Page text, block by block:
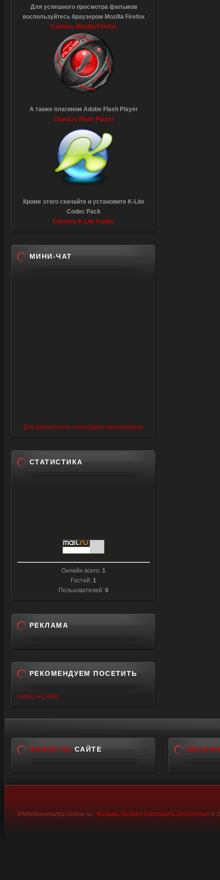
Для успешного просмотра фильмов
воспользуйтесь браузером Mozilla Firefox
Скачать Mozilla Firefox
А также плагином Adobe Flash Player
Скачать Flash Player
Кроме этого скачайте и установите K-Lite
Codec Pack
Скачать K-Lite Codec
МИНИ-ЧАТ
Для добавления необходима авторизация
СТАТИСТИКА
Онлайн всего: 1
Гостей: 1
Пользователей: 0
РЕКЛАМА
РЕКОМЕНДУЕМ ПОСЕТИТЬ
Новости СМИ2
НОВОЕ НА САЙТЕ
WWW.Kinomanija-Online.ru - Фильмы Онлайн Смотреть Бесплатно ©